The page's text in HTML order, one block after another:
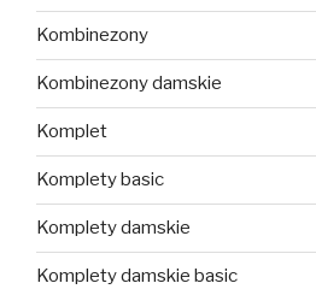
Kombinezony
Kombinezony damskie
Komplet
Komplety basic
Komplety damskie
Komplety damskie basic